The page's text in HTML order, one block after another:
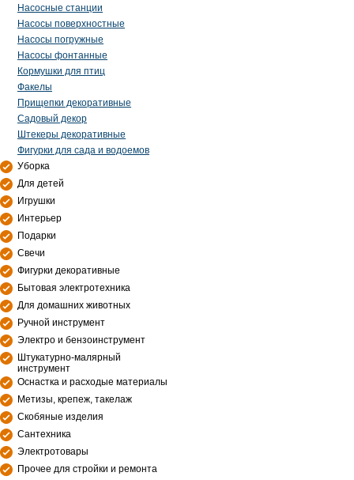
Насосные станции
Насосы поверхностные
Насосы погружные
Насосы фонтанные
Кормушки для птиц
Факелы
Прищепки декоративные
Садовый декор
Штекеры декоративные
Фигурки для сада и водоемов
Уборка
Для детей
Игрушки
Интерьер
Подарки
Свечи
Фигурки декоративные
Бытовая электротехника
Для домашних животных
Ручной инструмент
Электро и бензоинструмент
Штукатурно-малярный
инструмент
Оснастка и расходые материалы
Метизы, крепеж, такелаж
Скобяные изделия
Сантехника
Электротовары
Прочее для стройки и ремонта